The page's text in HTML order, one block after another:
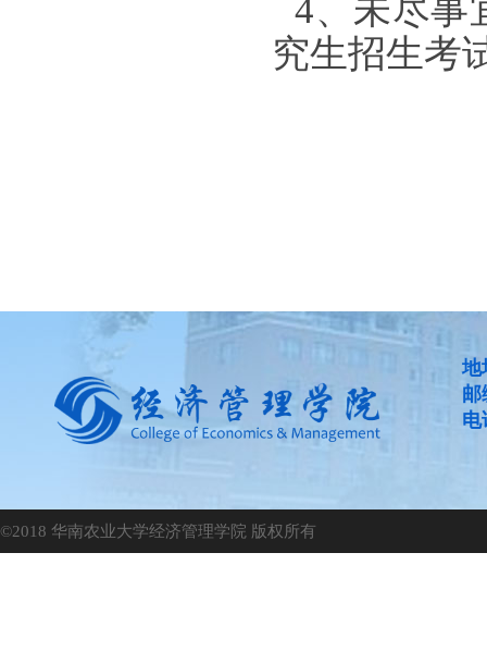
4、未尽事
究生招生考
地
邮
电
©2018 华南农业大学经济管理学院 版权所有